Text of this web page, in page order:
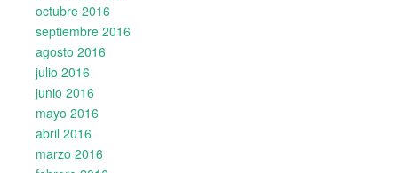
octubre 2016
septiembre 2016
agosto 2016
julio 2016
junio 2016
mayo 2016
abril 2016
marzo 2016